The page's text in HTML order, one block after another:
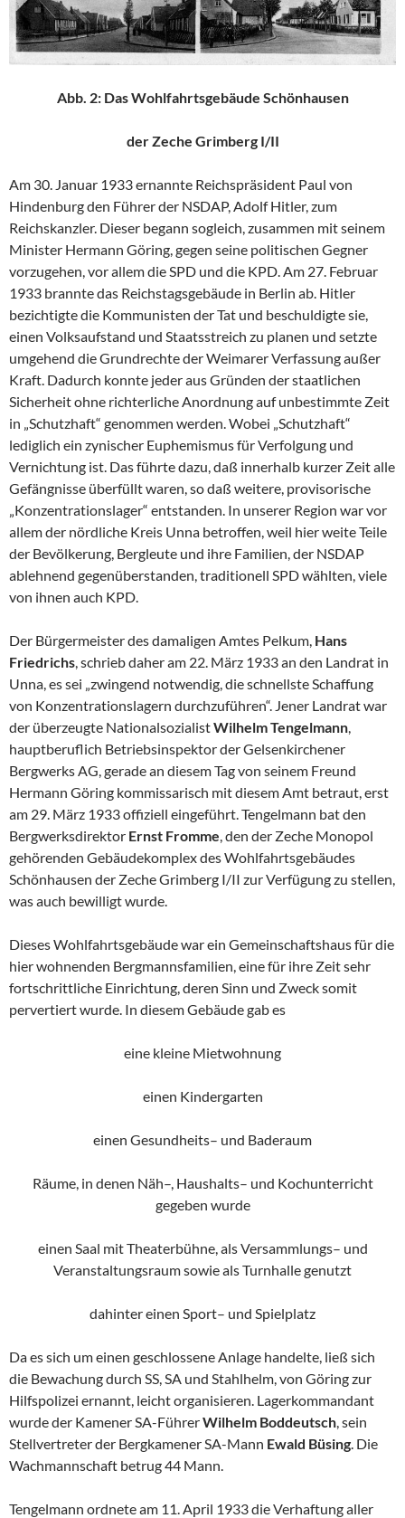
Abb. 2: Das Wohlfahrtsgebäude Schönhausen
der Zeche Grimberg I/II
Am 30. Januar 1933 ernannte Reichspräsident Paul von
Hindenburg den Führer der NSDAP, Adolf Hitler, zum
Reichskanzler. Dieser begann sogleich, zusammen mit seinem
Minister Hermann Göring, gegen seine politischen Gegner
vorzugehen, vor allem die SPD und die KPD. Am 27. Februar
1933 brannte das Reichstagsgebäude in Berlin ab. Hitler
bezichtigte die Kommunisten der Tat und beschuldigte sie,
einen Volksaufstand und Staatsstreich zu planen und setzte
umgehend die Grundrechte der Weimarer Verfassung außer
Kraft. Dadurch konnte jeder aus Gründen der staatlichen
Sicherheit ohne richterliche Anordnung auf unbestimmte Zeit
in „Schutzhaft“ genommen werden. Wobei „Schutzhaft“
lediglich ein zynischer Euphemismus für Verfolgung und
Vernichtung ist. Das führte dazu, daß innerhalb kurzer Zeit alle
Gefängnisse überfüllt waren, so daß weitere, provisorische
„Konzentrationslager“ entstanden. In unserer Region war vor
allem der nördliche Kreis Unna betroffen, weil hier weite Teile
der Bevölkerung, Bergleute und ihre Familien, der NSDAP
ablehnend gegenüberstanden, traditionell SPD wählten, viele
von ihnen auch KPD.
Der Bürgermeister des damaligen Amtes Pelkum, Hans
Friedrichs, schrieb daher am 22. März 1933 an den Landrat in
Unna, es sei „zwingend notwendig, die schnellste Schaffung
von Konzentrationslagern durchzuführen“. Jener Landrat war
der überzeugte NationalsozialistWilhelmTengelmann,
hauptberuflich Betriebsinspektor der Gelsenkirchener
Bergwerks AG, gerade an diesem Tag von seinem Freund
Hermann Göring kommissarisch mit diesem Amt betraut, erst
am 29. März 1933 offiziell eingeführt. Tengelmann bat den
Bergwerksdirektor Ernst Fromme, den der Zeche Monopol
gehörenden Gebäudekomplex des Wohlfahrtsgebäudes
Schönhausen der Zeche Grimberg I/II zur Verfügung zu stellen,
was auch bewilligt wurde.
Dieses Wohlfahrtsgebäude war ein Gemeinschaftshaus für die
hier wohnenden Bergmannsfamilien, eine für ihre Zeit sehr
fortschrittliche Einrichtung, deren Sinn und Zweck somit
pervertiert wurde. In diesem Gebäude gab es
eine kleine Mietwohnung
einen Kindergarten
einen Gesundheits– und Baderaum
Räume, in denen Näh–, Haushalts– und Kochunterricht
gegeben wurde
einen Saal mit Theaterbühne, als Versammlungs– und
Veranstaltungsraum sowie als Turnhalle genutzt
dahinter einen Sport– und Spielplatz
Da es sich um einen geschlossene Anlage handelte, ließ sich
die Bewachung durch SS, SA und Stahlhelm, von Göring zur
Hilfspolizei ernannt, leicht organisieren. Lagerkommandant
wurde der Kamener SA-FührerWilhelm Boddeutsch, sein
Stellvertreter der Bergkamener SA-Mann Ewald Büsing. Die
Wachmannschaft betrug 44 Mann.
Tengelmann ordnete am 11. April 1933 die Verhaftung aller